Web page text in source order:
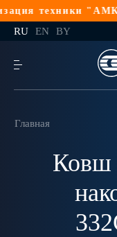
техники
RU EN BY
Главная
Ковш